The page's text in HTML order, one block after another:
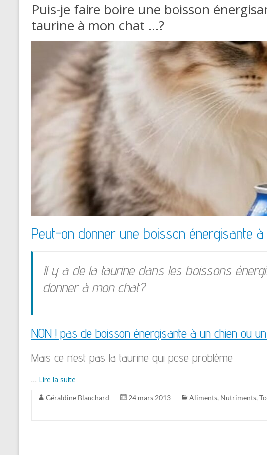
Puis-je faire boire une boisson
taurine à mon chat …?
Peut-on donner une boisson énergisante
Il y a de la taurine dans les boissons
donner à mon chat?
NON ! pas de boisson énergisante à un chien ou
Mais ce n’est pas la taurine qui pose problème
… Lire la suite
Géraldine Blanchard 24 mars 2013 Aliments, Nutriments,